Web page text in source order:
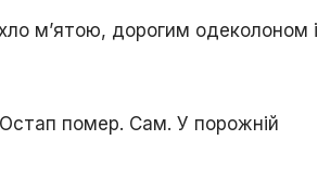
м’ятою, дорогим одеколоном і
помер. Сам. У порожній